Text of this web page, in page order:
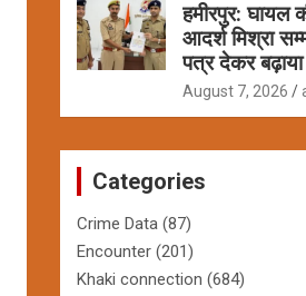
हमीरपुर: घायल
आदर्श मिश्रा
पत्र देकर
August 7, 2026
Categories
Crime Data (87)
Encounter (201)
Khaki connection (684)